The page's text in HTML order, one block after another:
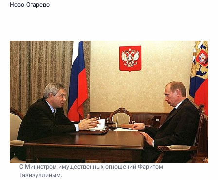
Ново-Огарево
С Министром имущественных отношений Фаритом
Газизуллиным.